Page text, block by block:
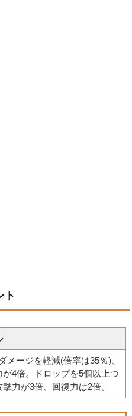
ト
メージを軽減(倍率は35％)、
4倍。ドロップを5個以上つ
力が3倍、回復力は2倍。